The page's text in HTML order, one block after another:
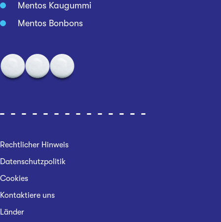
Mentos Kaugummi
Mentos Bonbons
Rechtlicher Hinweis
Datenschutzpolitik
Cookies
Kontaktiere uns
Länder